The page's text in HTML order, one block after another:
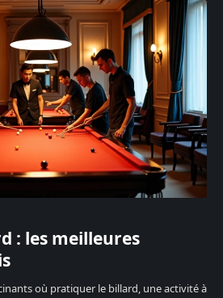
: les meilleures
où pratiquer le billard, une activité à